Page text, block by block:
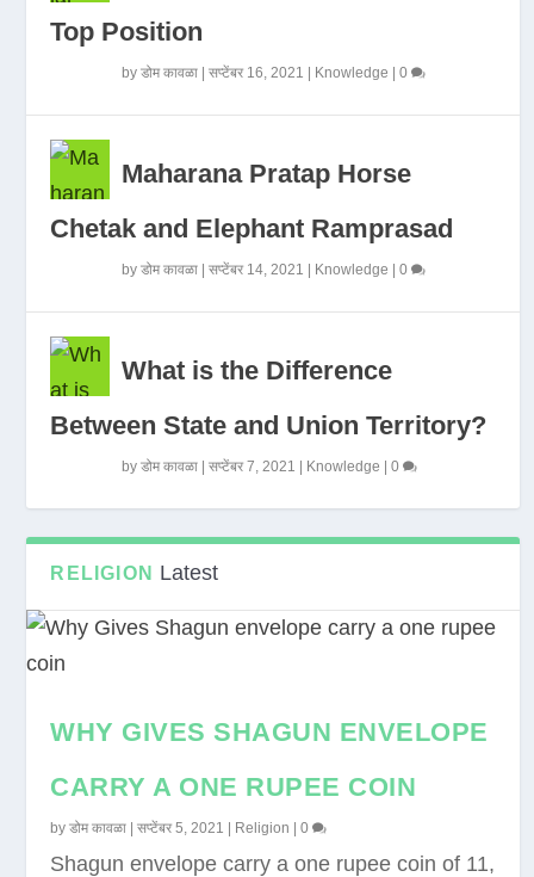
Top Position
byडोम कावळा |सप्टेंबर 16, 2021 Knowledge |0
Maharana Pratap Horse
Chetak and Elephant Ramprasad
byडोम कावळा |सप्टेंबर 14, 2021 Knowledge |0
What is the Difference
Between State and Union Territory?
byडोम कावळा |सप्टेंबर 7, 2021 Knowledge |0
RELIGION Latest
WHY GIVES SHAGUN ENVELOPE
CARRY A ONE RUPEE COIN
byडोम कावळा |सप्टेंबर 5, 2021 Religion |0
Shagun envelope carry a one rupee coin of 11,